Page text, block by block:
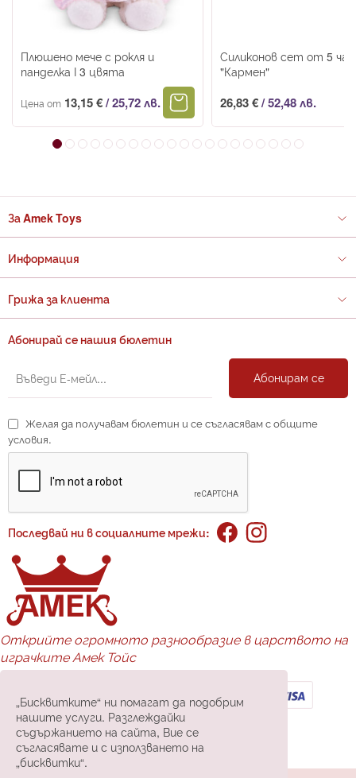
Плюшено мече с рокля и
панделка І 3 цвята
Цена от 13,15 €/25,72 лв.
Силиконов сет от 5
"Кармен"
26,83 €/52,48 лв.
За Amek Toys
Информация
Грижа за клиента
Абонирай се нашия бюлетин
Абонирам се
Желая да получавам бюлетин и се съгласявам с общите
условия.
Последвай ни в социалните мрежи:
Открийте огромното разнообразие в царството на
играчките Амек Тойс
Доставка и плащане:
„Бисквитките“ ни помагат да подобрим
нашите услуги. Разглеждайки
съдържанието на сайта, Вие се
съгласявате и с използването на
„бисквитки“.